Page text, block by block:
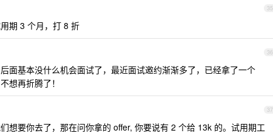
35
期 3 个月，打 8 折
36
面基本没什么机会面试了，最近面试邀约渐渐多了，已经拿了一个
想再折腾了！
37
想要你去了，那在问你拿的 offer, 你要说有 2 个给 13k 的。试用期工